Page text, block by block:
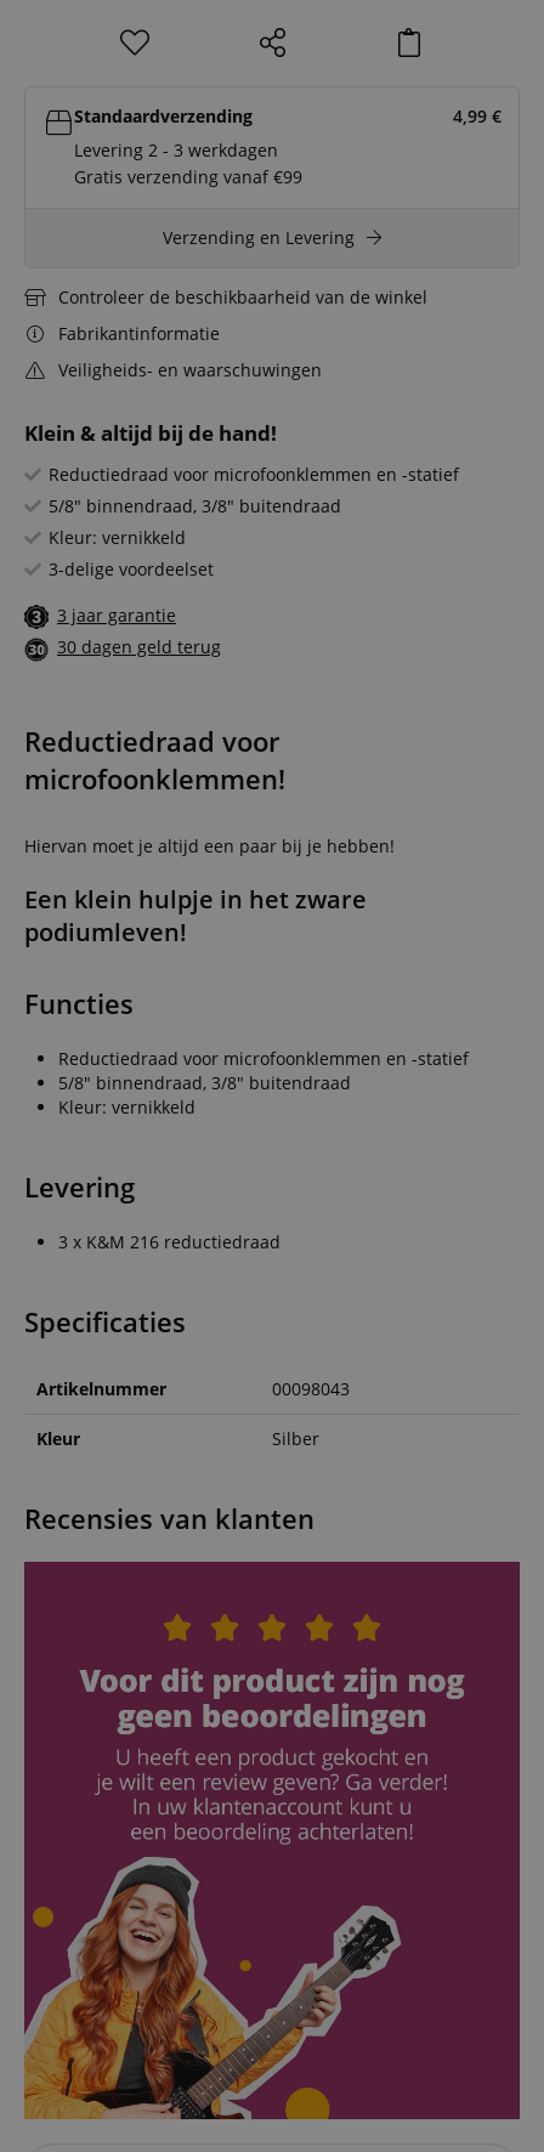
Klein & altijd bij de hand!
Reductiedraad voor microfoonklemmen en -statief
5/8" binnendraad, 3/8" buitendraad
Kleur: vernikkeld
3-delige voordeelset
3 jaar garantie
30 dagen geld terug
Standaardverzending 4,99 €
Levering 2 - 3 werkdagen
Gratis verzending vanaf €99
Verzending en Levering
Controleer de beschikbaarheid van de winkel
Fabrikantinformatie
Veiligheids- en waarschuwingen
Reductiedraad voor
microfoonklemmen!
Hiervan moet je altijd een paar bij je hebben!
Een klein hulpje in het zware
podiumleven!
Functies
Reductiedraad voor microfoonklemmen en -statief
5/8" binnendraad, 3/8" buitendraad
Kleur: vernikkeld
Levering
3 x K&M 216 reductiedraad
Specificaties
Artikelnummer 00098043
Kleur Silber
Recensies van klanten